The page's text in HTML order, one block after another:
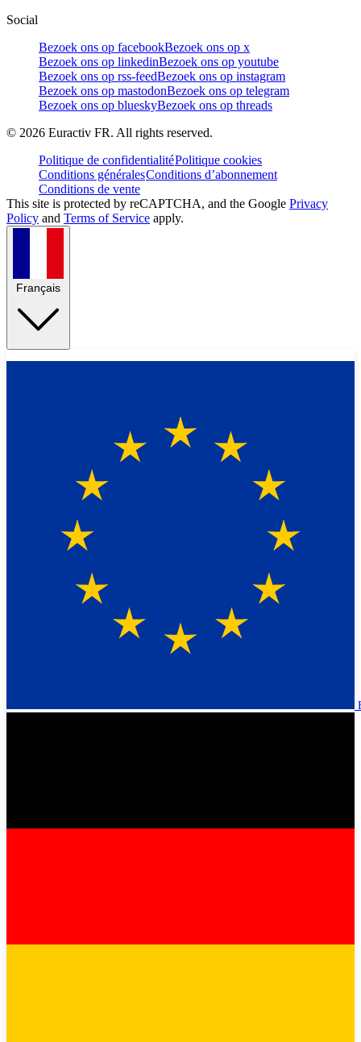
Social
Bezoek ons op facebookBezoek ons op x
Bezoek ons op linkedinBezoek ons op youtube
Bezoek ons op rss-feedBezoek ons op instagram
Bezoek ons op mastodonBezoek ons op telegram
Bezoek ons op blueskyBezoek ons op threads
© 2026 Euractiv FR. All rights reserved.
Politique de confidentialitéPolitique cookies
Conditions généralesConditions d’abonnement
Conditions de vente
This site is protected by reCAPTCHA, and the Google Privacy
Policy and Terms of Service apply.
Français